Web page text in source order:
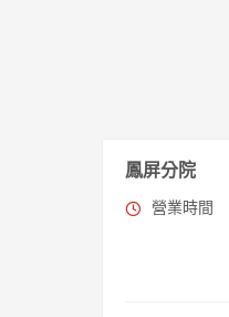
鳳屏分院
營業時間